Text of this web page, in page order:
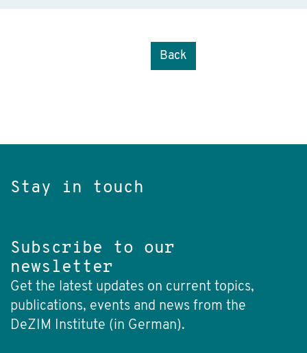
Back
Stay in touch
Subscribe to our
newsletter
Get the latest updates on current topics,
publications, events and news from the
DeZIM Institute (in German).